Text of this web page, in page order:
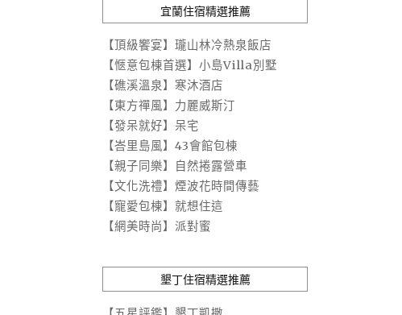
宜蘭住宿精選推薦
【頂級饗宴】瓏山林冷熱泉飯店
【愜意包棟首選】小島Villa別墅
【礁溪溫泉】寒沐酒店
【東方禪風】力麗威斯汀
【發呆就好】呆宅
【峇里島風】43會館包棟
【親子同樂】自然捲露營車
【文化洗禮】煙波花時間傳藝
【寵愛包棟】就想住這
【網美時尚】派對蜜
墾丁住宿精選推薦